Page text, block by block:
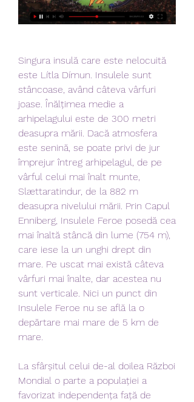
Singura insulă care este nelocuită
este Lítla Dímun. Insulele sunt
stâncoase, având câteva vârfuri
joase. Înălțimea medie a
arhipelagului este de 300 metri
deasupra mării. Dacă atmosfera
este senină, se poate privi de jur
împrejur întreg arhipelagul, de pe
vârful celui mai înalt munte,
Slættaratindur, de la 882 m
deasupra nivelului mării. Prin Capul
Enniberg, Insulele Feroe posedă cea
mai înaltă stâncă din lume (754 m),
care iese la un unghi drept din
mare. Pe uscat mai există câteva
vârfuri mai înalte, dar acestea nu
sunt verticale. Nici un punct din
Insulele Feroe nu se află la o
depărtare mai mare de 5 km de
mare.
La sfârșitul celui de-al doilea Război
Mondial o parte a populației a
favorizat independența față de